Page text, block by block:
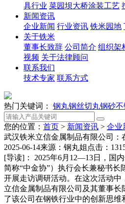
具行业 菜园坝大桥涂装工艺
新闻资讯
企业新闻 行业资讯 铁米园地
关于铁米
董事长致辞 公司简介 组织架
视频 关于法律顾问
联系我们
技术专家 联系方式
热门关键词： 钢丸钢丝切丸钢砂不
您的位置： 首页 > 新闻资讯 > 企业
武汉铁米立信金属制品有限公司：
2025-06-14来源：钢丸姐 点击：
[导读]：
2025年6月12—13日，国
简称“中金协”）执行会长兼秘书长
开展走访调研活动。在这次活动
立信金属制品有限公司及其董事
了该公司在钢铁行业中的创新思